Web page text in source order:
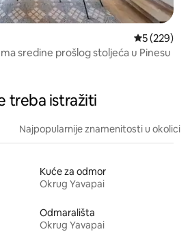
Prosječna
5 (229)
sredine prošlog stoljeća u Pinesu
treba istražiti
Najpopularnije znamenitosti u okolici
Kuće za odmor
Okrug Yavapai
Odmarališta
Okrug Yavapai